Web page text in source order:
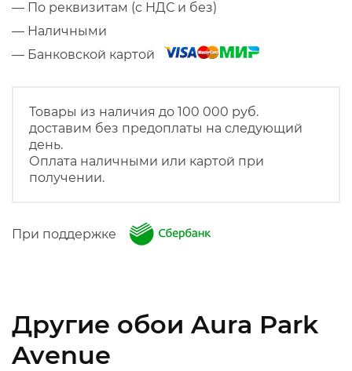
— По реквизитам (с НДС и без)
— Наличными
— Банковской картой
Товары из наличия до 100 000 руб.
доставим без предоплаты на следующий
день.
Оплата наличными или картой при
получении.
При поддержке
Другие обои Aura Park
Avenue